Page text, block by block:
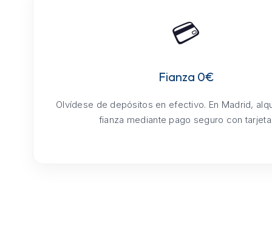
💳
Fianza 0€
Olvídese de depósitos en efectivo. En Madrid,
fianza mediante pago seguro con